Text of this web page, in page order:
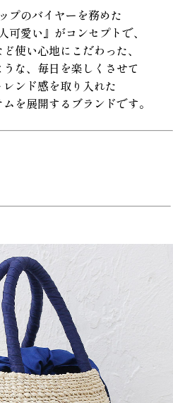
プのバイヤーを務めた
可愛い』がコンセプトで、
使い心地にこだわった、
な、毎日を楽しくさせて
ンド感を取り入れた
を展開するブランドです。